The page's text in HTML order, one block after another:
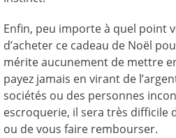
Enfin, peu importe à quel point
d’acheter ce cadeau de Noël
mérite aucunement de mettre
payez jamais en virant de
sociétés ou des personnes
escroquerie, il sera très difficile
ou de vous faire rembourser.